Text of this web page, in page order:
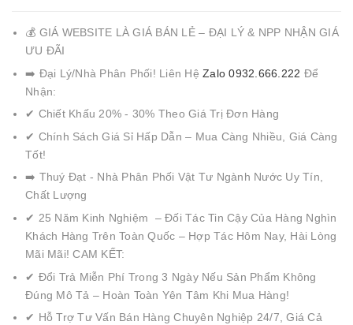
💰 GIÁ WEBSITE LÀ GIÁ BÁN LẺ – ĐẠI LÝ & NPP NHẬN GIÁ
ƯU ĐÃI
➡️ Đại Lý/Nhà Phân Phối! Liên Hệ Zalo 0932.666.222 Để
Nhận:
✔ Chiết Khấu 20% - 30% Theo Giá Trị Đơn Hàng
✔ Chính Sách Giá Sỉ Hấp Dẫn – Mua Càng Nhiều, Giá Càng
Tốt!
➡️ Thuý Đạt - Nhà Phân Phối Vật Tư Ngành Nước Uy Tín,
Chất Lượng
✔ 25 Năm Kinh Nghiệm – Đối Tác Tin Cậy Của Hàng Nghìn
Khách Hàng Trên Toàn Quốc – Hợp Tác Hôm Nay, Hài Lòng
Mãi Mãi! CAM KẾT:
✔ Đổi Trả Miễn Phí Trong 3 Ngày Nếu Sản Phẩm Không
Đúng Mô Tả – Hoàn Toàn Yên Tâm Khi Mua Hàng!
✔ Hỗ Trợ Tư Vấn Bán Hàng Chuyên Nghiệp 24/7, Giá Cả